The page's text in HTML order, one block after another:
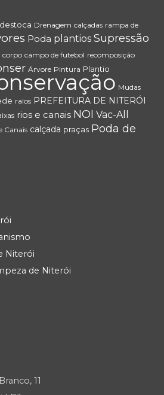
destoca Drenagem calçadas rampa de
Poda plantios Supressão
corpo campo de futebol recomposição
Árvore Pintura Plantio
Mudas
ralos PREFEITURA DE NITERÓI
rios e canais NOI Vac-All
Canais calçada praças Poda de
Niterói
de Niterói
11